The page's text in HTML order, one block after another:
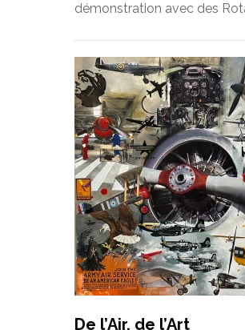
démonstration avec des
De l’Air, de l’Art